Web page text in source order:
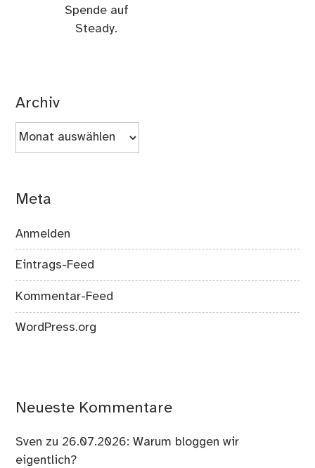
Spende auf
Steady.
Archiv
Archiv
Meta
Anmelden
Eintrags-Feed
Kommentar-Feed
WordPress.org
Neueste Kommentare
Sven zu 26.07.2026: Warum bloggen wir
eigentlich?